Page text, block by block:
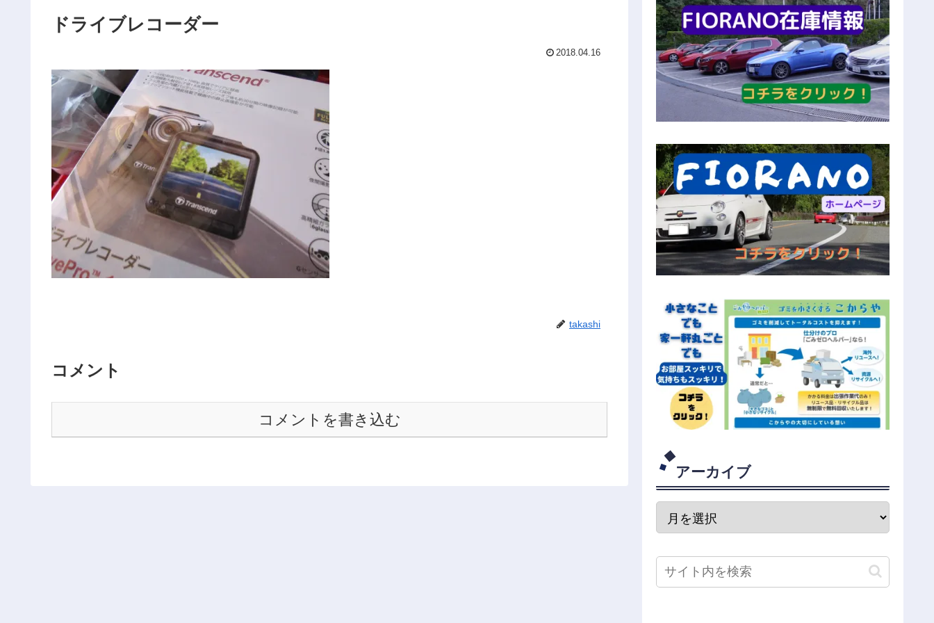
ドライブレコーダー
2018.04.16
takashi
コメント
コメントを書き込む
アーカイブ